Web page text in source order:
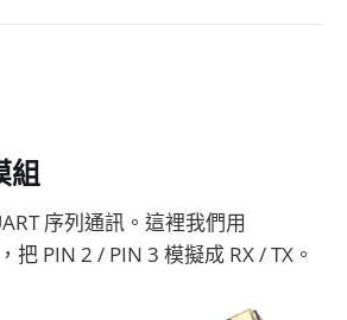
組
序列通訊。這裡我們用
，把 PIN 2 / PIN 3 模擬成 RX / TX。